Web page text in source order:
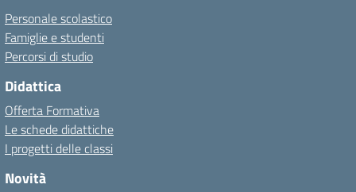
Personale scolastico
Famiglie e studenti
Percorsi di studio
Didattica
Offerta Formativa
Le schede didattiche
I progetti delle classi
Novità